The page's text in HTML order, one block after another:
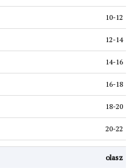
10-12
12-14
14-16
16-18
18-20
20-22
olasz